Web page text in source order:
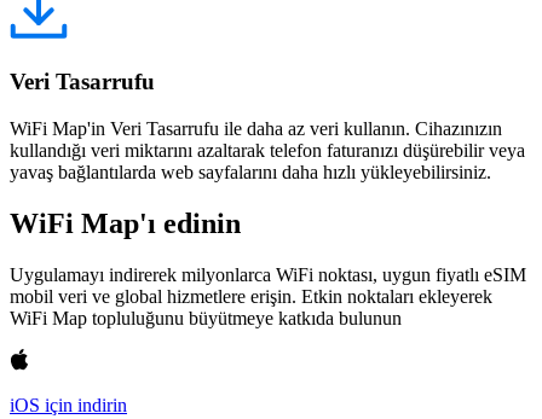
Veri Tasarrufu
WiFi Map'in Veri Tasarrufu ile daha az veri kullanın. Cihazınızın
kullandığı veri miktarını azaltarak telefon faturanızı düşürebilir veya
yavaş bağlantılarda web sayfalarını daha hızlı yükleyebilirsiniz.
WiFi Map'ı edinin
Uygulamayı indirerek milyonlarca WiFi noktası, uygun fiyatlı eSIM
mobil veri ve global hizmetlere erişin. Etkin noktaları ekleyerek
WiFi Map topluluğunu büyütmeye katkıda bulunun
iOS için indirin